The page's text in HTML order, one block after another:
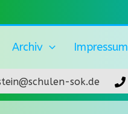
Archiv Impressum
sok.de